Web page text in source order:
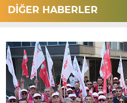
DİĞER HABERLER